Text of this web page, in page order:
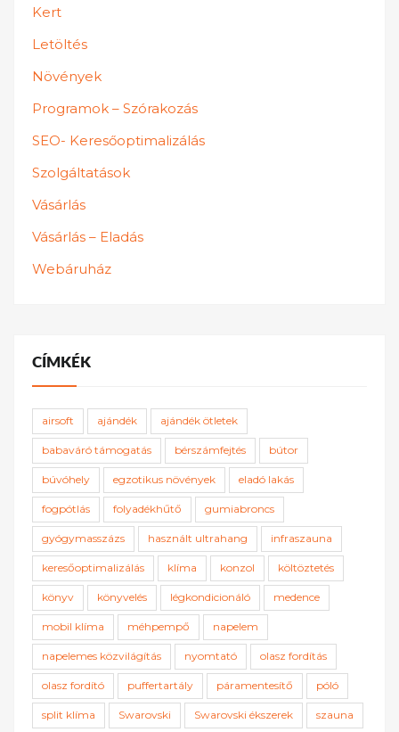
Kert
Letöltés
Növények
Programok – Szórakozás
SEO- Keresőoptimalizálás
Szolgáltatások
Vásárlás
Vásárlás – Eladás
Webáruház
CÍMKÉK
airsoft ajándék ajándék ötletek
babaváró támogatás bérszámfejtés bútor
búvóhely egzotikus növények eladó lakás
fogpótlás folyadékhűtő gumiabroncs
gyógymasszázs használt ultrahang infraszauna
keresőoptimalizálás klíma konzol költöztetés
könyv könyvelés légkondicionáló medence
mobil klíma méhpempő napelem
napelemes közvilágítás nyomtató olasz fordítás
olasz fordító puffertartály páramentesítő póló
split klíma Swarovski Swarovski ékszerek szauna